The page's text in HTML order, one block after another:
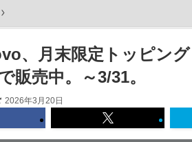
、月末限定トッピン
販売中。～3/31。
2026年3月20日